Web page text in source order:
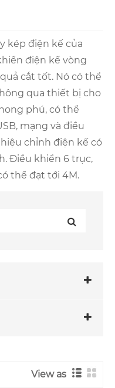
kép điện kế của
điện kế vòng
cắt tốt. Nó có thể
qua thiết bị cho
phú, có thể
mạng và điều
chỉnh điện kế có
Điều khiển 6 trục,
thể đạt tới 4M.
View as